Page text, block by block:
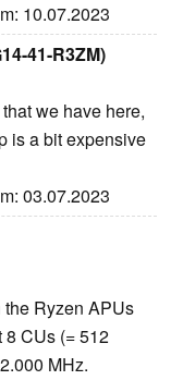
10.07.2023
41-R3ZM)
we have here,
is a bit expensive
03.07.2023
the Ryzen APUs
8 CUs (= 512
MHz.